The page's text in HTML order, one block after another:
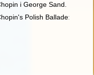
i George Sand. Miłość
Polish Ballade: Op.